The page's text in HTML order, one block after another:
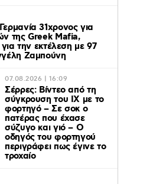
31χρονος για
της Greek Mafia,
για την εκτέλεση με 97
Ζαμπούνη
07.08.2026 | 16:09
Σέρρες: Βίντεο από τη
σύγκρουση του ΙΧ με το
φορτηγό – Σε σοκ ο
πατέρας που έχασε
σύζυγο και γιό – Ο
οδηγός του φορτηγού
περιγράφει πως έγινε το
τροχαίο